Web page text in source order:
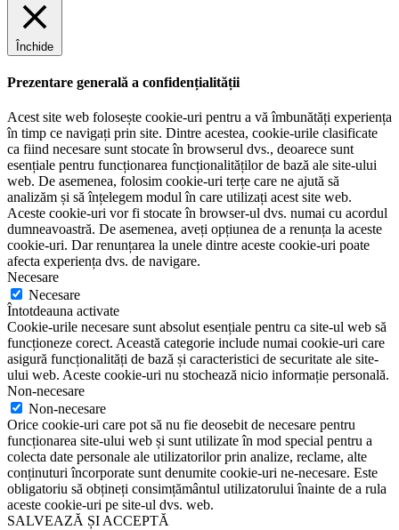
Închide
Prezentare generală a confidențialității
Acest site web folosește cookie-uri pentru a vă îmbunătăți experiența
în timp ce navigați prin site. Dintre acestea, cookie-urile clasificate
ca fiind necesare sunt stocate în browserul dvs., deoarece sunt
esențiale pentru funcționarea funcționalităților de bază ale site-ului
web. De asemenea, folosim cookie-uri terțe care ne ajută să
analizăm și să înțelegem modul în care utilizați acest site web.
Aceste cookie-uri vor fi stocate în browser-ul dvs. numai cu acordul
dumneavoastră. De asemenea, aveți opțiunea de a renunța la aceste
cookie-uri. Dar renunțarea la unele dintre aceste cookie-uri poate
afecta experiența dvs. de navigare.
Necesare
Necesare
Întotdeauna activate
Cookie-urile necesare sunt absolut esențiale pentru ca site-ul web să
funcționeze corect. Această categorie include numai cookie-uri care
asigură funcționalități de bază și caracteristici de securitate ale site-
ului web. Aceste cookie-uri nu stochează nicio informație personală.
Non-necesare
Non-necesare
Orice cookie-uri care pot să nu fie deosebit de necesare pentru
funcționarea site-ului web și sunt utilizate în mod special pentru a
colecta date personale ale utilizatorilor prin analize, reclame, alte
conținuturi încorporate sunt denumite cookie-uri ne-necesare. Este
obligatoriu să obțineți consimțământul utilizatorului înainte de a rula
aceste cookie-uri pe site-ul dvs. web.
SALVEAZĂ ȘI ACCEPTĂ